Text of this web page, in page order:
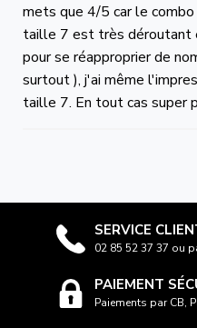
mets que 4/5 car le
taille 7 est très déroutant
pour se réapproprier de
surtout ), j'ai même
taille 7. En tout cas super
SERVICE
02 85 52 37 37 ou
PAIEMENT
Paiements par CB,